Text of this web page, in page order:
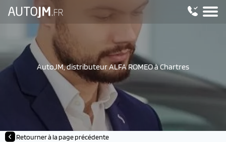
AutoJM, distributeur ALFA ROMEO à Chartres
Retourner à la page précédente